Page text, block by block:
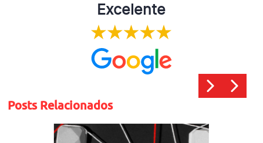
Excelente
Posts Relacionados